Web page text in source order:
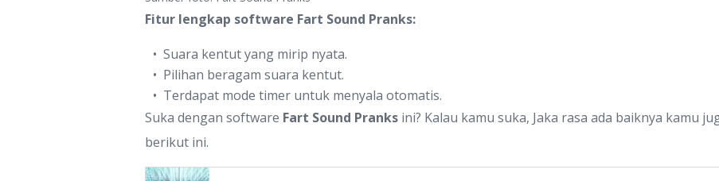
Fitur lengkap software Fart Sound Pranks:
Suara kentut yang mirip nyata.
Pilihan beragam suara kentut.
Terdapat mode timer untuk menyala otomatis.
Suka dengan software Fart Sound Pranks ini? Kalau kamu suka, Jaka rasa ada baiknya kamu
berikut ini.